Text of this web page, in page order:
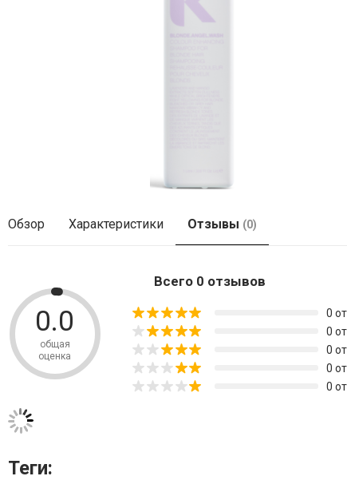
Обзор Характеристики Отзывы (0)
0.0
общая
оценка
Всего 0 отзывов
0
0
0
0
0
Теги: